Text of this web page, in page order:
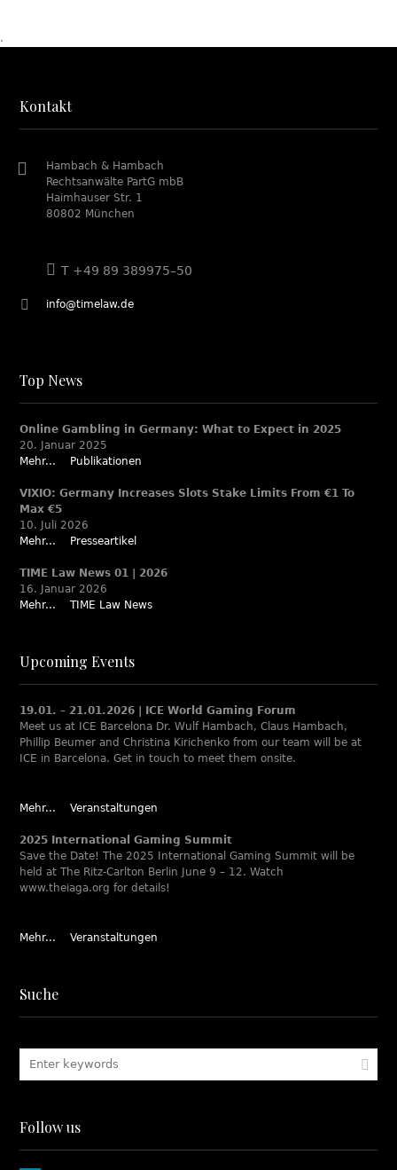
.
Kontakt
Hambach & Hambach
Rechtsanwälte PartG mbB
Haimhauser Str. 1
80802 München
T +49 89 389975–50
info@timelaw.de
Top News
Online Gambling in Germany: What to Expect in 2025
20. Januar 2025
Mehr...
Publikationen
VIXIO: Germany Increases Slots Stake Limits From €1 To
Max €5
10. Juli 2026
Mehr...
Presseartikel
TIME Law News 01 | 2026
16. Januar 2026
Mehr...
TIME Law News
Upcoming Events
19.01. – 21.01.2026 | ICE World Gaming Forum
Meet us at ICE Barcelona Dr. Wulf Hambach, Claus Hambach,
Phillip Beumer and Christina Kirichenko from our team will be at
ICE in Barcelona. Get in touch to meet them onsite.
Mehr... Veranstaltungen
2025 International Gaming Summit
Save the Date! The 2025 International Gaming Summit will be
held at The Ritz-Carlton Berlin June 9 – 12. Watch
www.theiaga.org for details!
Mehr... Veranstaltungen
Suche
Follow us